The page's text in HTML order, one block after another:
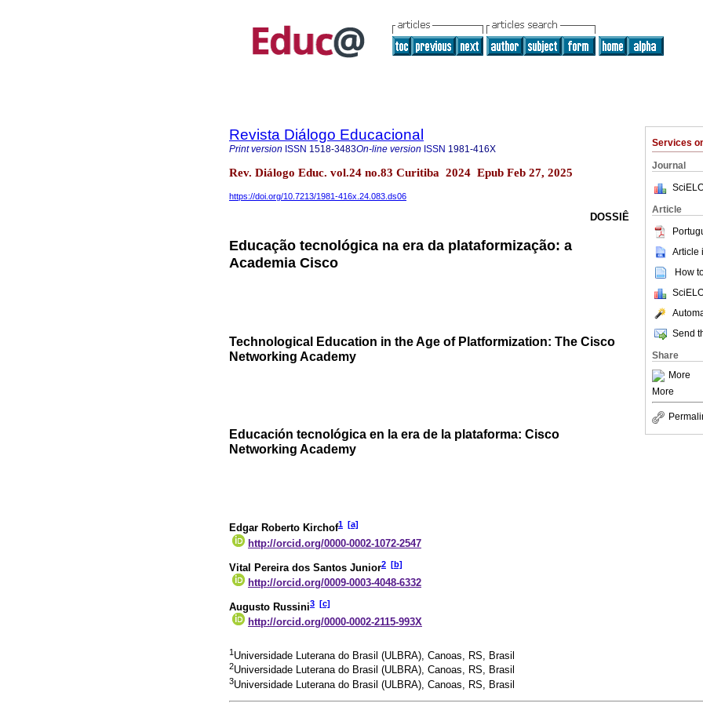
Services
Journal
Article
Article
How
Send
Share
More
More
Revista Diálogo Educacional
Print version ISSN 1518-3483On-line version ISSN 1981-416X
Rev. Diálogo Educ. vol.24 no.83 Curitiba 2024 Epub Feb 27, 2025
https://doi.org/10.7213/1981-416x.24.083.ds06
DOSSIÊ
Educação tecnológica na era da plataformização: a
Academia Cisco
Technological Education in the Age of Platformization: The Cisco
Networking Academy
Educación tecnológica en la era de la plataforma: Cisco
Networking Academy
Edgar Roberto Kirchof1 [a]
http://orcid.org/0000-0002-1072-2547
Vital Pereira dos Santos Junior2 [b]
http://orcid.org/0009-0003-4048-6332
Augusto Russini3 [c]
http://orcid.org/0000-0002-2115-993X
1 Universidade Luterana do Brasil (ULBRA), Canoas, RS, Brasil
2Universidade Luterana do Brasil (ULBRA), Canoas, RS, Brasil
3Universidade Luterana do Brasil (ULBRA), Canoas, RS, Brasil